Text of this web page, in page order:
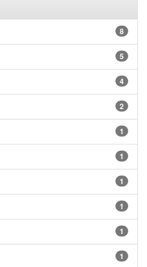
8
5
4
2
1
1
1
1
1
1